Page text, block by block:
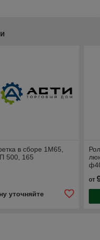
в сборе 1М65,
500, 165
уточняйте
от